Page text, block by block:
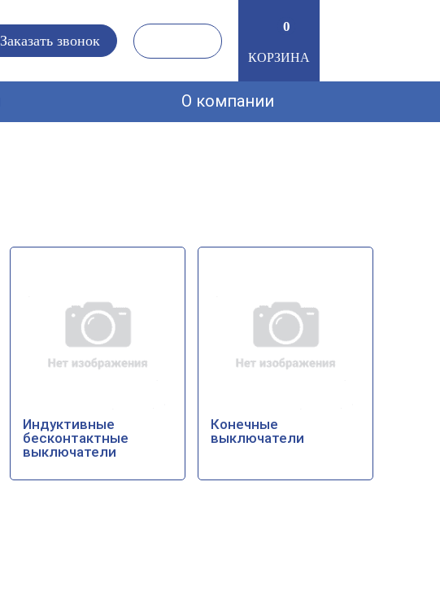
Заказать звонок
0
0
КОРЗИНА
О компании
Индуктивные
бесконтактные
выключатели
Конечные
выключатели